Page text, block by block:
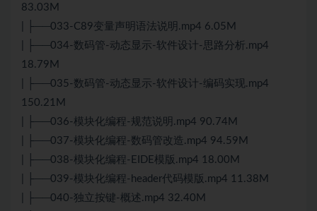
83.03M
| ├──033-C89变量声明语法说明.mp4 6.05M
| ├──034-数码管-动态显示-软件设计-思路分析.mp4
18.79M
| ├──035-数码管-动态显示-软件设计-编码实现.mp4
150.21M
| ├──036-模块化编程-规范说明.mp4 90.74M
| ├──037-模块化编程-数码管改造.mp4 94.59M
| ├──038-模块化编程-EIDE模版.mp4 18.00M
| ├──039-模块化编程-header代码模版.mp4 11.38M
| ├──040-独立按键-概述.mp4 32.40M